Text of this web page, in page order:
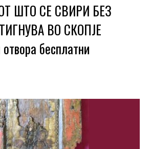
ШТО СЕ СВИРИ БЕЗ
ВО СКОПЈЕ
бесплатни